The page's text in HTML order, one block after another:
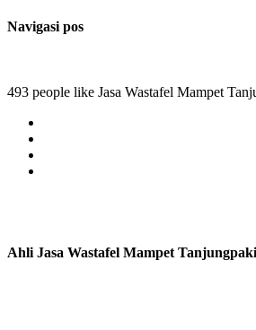
Navigasi pos
493 people like Jasa Wastafel Mampet
Ahli Jasa Wastafel Mampet